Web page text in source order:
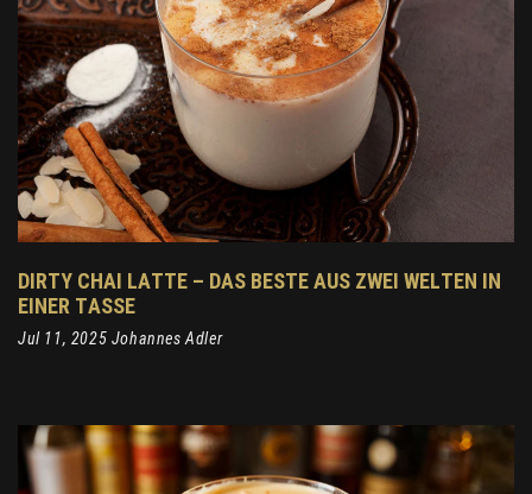
DIRTY CHAI LATTE – DAS BESTE AUS ZWEI WELTEN IN
EINER TASSE
Jul 11, 2025 Johannes Adler